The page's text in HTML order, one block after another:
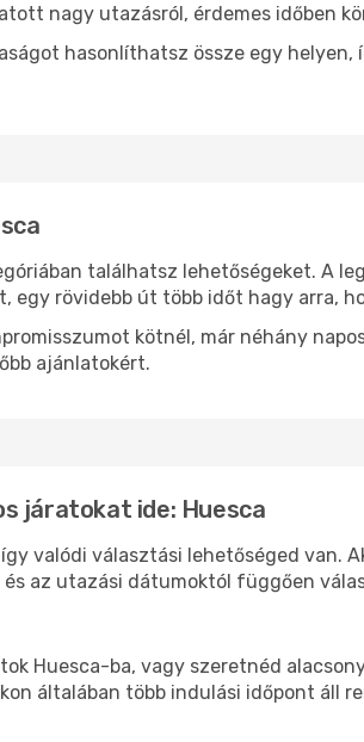
nagy utazásról, érdemes időben
hasonlíthatsz össze egy
találhatsz lehetőségeket. A
egy rövidebb út több időt hagy arra,
kötnél, már néhány
ajánlatokért.
járatokat ide: Huesca
valódi választási lehetőséged van.
az utazási dátumoktól függően
Huesca-ba, vagy szeretnéd
általában több indulási időpont áll